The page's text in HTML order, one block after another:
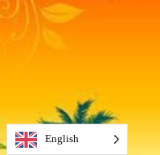
English